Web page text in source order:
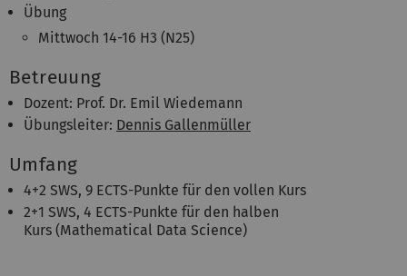
Übung
Mittwoch 14-16 H3 (N25)
Betreuung
Dozent: Prof. Dr. Emil Wiedemann
Übungsleiter: Dennis Gallenmüller
Umfang
4+2 SWS, 9 ECTS-Punkte für den vollen Kurs
2+1 SWS, 4 ECTS-Punkte für den halben
Kurs (Mathematical Data Science)